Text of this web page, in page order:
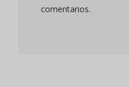
comentarios.